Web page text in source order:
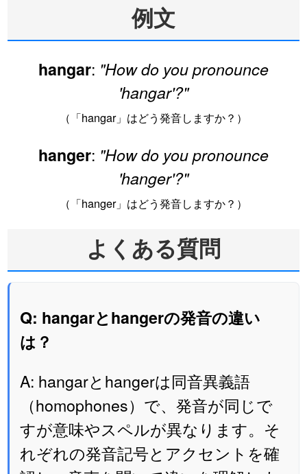
例文
hangar: "How do you pronounce
'hangar'?"
（「hangar」はどう発音しますか？）
hanger: "How do you pronounce
'hanger'?"
（「hanger」はどう発音しますか？）
よくある質問
Q: hangarとhangerの発音の違い
は？
A: hangarとhangerは同音異義語
（homophones）で、発音が同じで
すが意味やスペルが異なります。そ
れぞれの発音記号とアクセントを確